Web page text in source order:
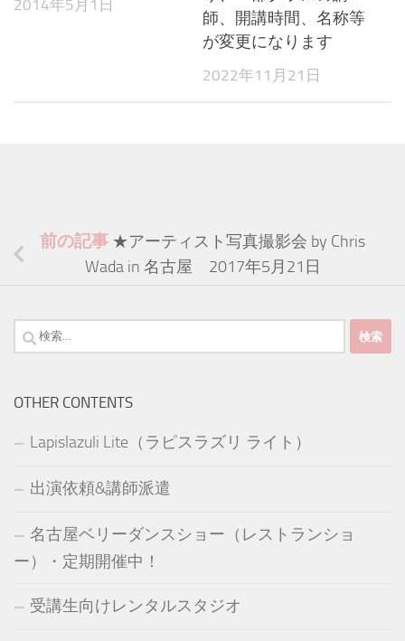
2014年5月1日
師、開講時間、名称等
が変更になります
2022年11月21日
前の記事 ★アーティスト写真撮影会 by Chris
Wada in 名古屋 2017年5月21日
検
索:
OTHER CONTENTS
Lapislazuli Lite（ラピスラズリ ライト）
出演依頼&講師派遣
名古屋ベリーダンスショー（レストランショ
ー）・定期開催中！
受講生向けレンタルスタジオ